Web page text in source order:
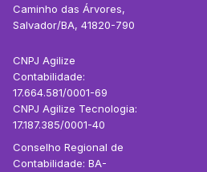
Caminho das Árvores,
Salvador/BA, 41820-790
CNPJ Agilize
Contabilidade:
17.664.581/0001-69
CNPJ Agilize Tecnologia:
17.187.385/0001-40
Conselho Regional de
Contabilidade: BA-